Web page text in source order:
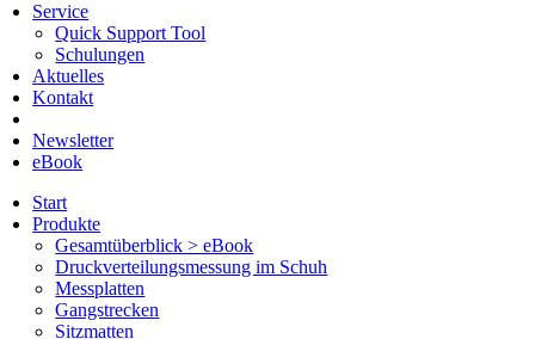
Service
Quick Support Tool
Schulungen
Aktuelles
Kontakt
Newsletter
eBook
Start
Produkte
Gesamtüberblick > eBook
Druckverteilungsmessung im Schuh
Messplatten
Gangstrecken
Sitzmatten